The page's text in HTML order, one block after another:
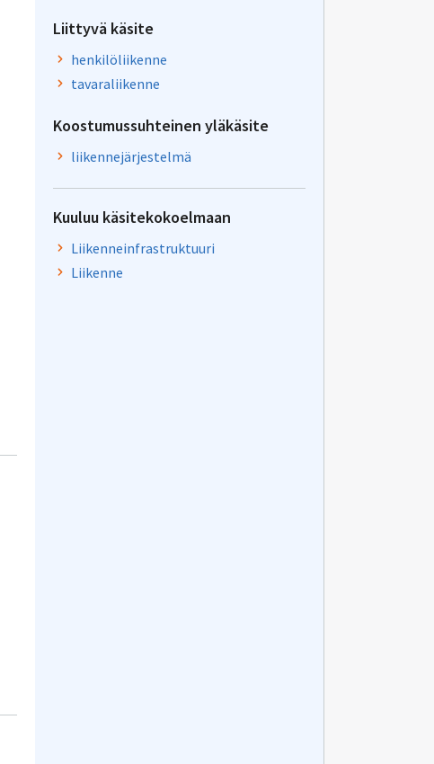
Liittyvä käsite
henkilöliikenne
tavaraliikenne
Koostumussuhteinen yläkäsite
liikennejärjestelmä
Kuuluu käsitekokoelmaan
Liikenneinfrastruktuuri
Liikenne